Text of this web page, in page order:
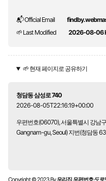
📬 Official Email
🌱 Last Modified
2026-08-06
🌱 현재 페이지로 공유하기
청담동 삼성로 740
2026-08-05T22:16:19+00:00
우편번호(06070), 서울특별시 강남
Gangnam-gu, Seoul) 지번(청담동
Copyright © 2023 By우리집 우편번호·도